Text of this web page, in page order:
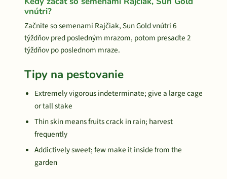
vnútri?
Začnite so semenami Rajčiak, Sun Gold vnútri 6
týždňov pred posledným mrazom, potom presaďte 2
týždňov po poslednom mraze.
Tipy na pestovanie
Extremely vigorous indeterminate; give a large cage
or tall stake
Thin skin means fruits crack in rain; harvest
frequently
Addictively sweet; few make it inside from the
garden